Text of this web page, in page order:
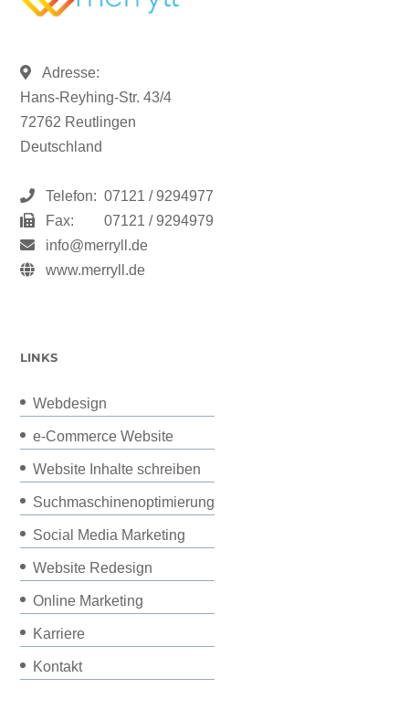
Adresse:
Hans-Reyhing-Str. 43/4
72762 Reutlingen
Deutschland
Telefon: 07121 / 9294977
Fax:
07121 / 9294979
info@merryll.de
www.merryll.de
LINKS
Webdesign
e-Commerce Website
Website Inhalte schreiben
Suchmaschinenoptimierung
Social Media Marketing
Website Redesign
Online Marketing
Karriere
Kontakt